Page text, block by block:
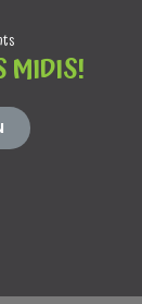
MIDIS!